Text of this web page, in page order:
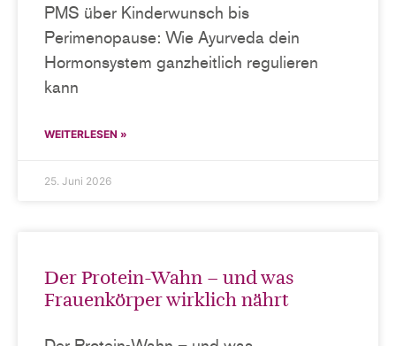
PMS über Kinderwunsch bis
Perimenopause: Wie Ayurveda dein
Hormonsystem ganzheitlich regulieren
kann
WEITERLESEN »
25. Juni 2026
Der Protein-Wahn – und was
Frauenkörper wirklich nährt